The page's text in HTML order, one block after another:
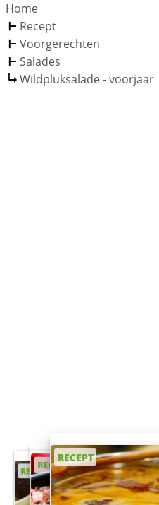
Home
Recept
Voorgerechten
Salades
Wildpluksalade - voorjaar
RECEPT
RECEPT
RECEPT
RECEPT
RECEPT